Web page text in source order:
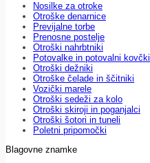
Nosilke za otroke
Otroške denarnice
Previjalne torbe
Prenosne postelje
Otroški nahrbtniki
Potovalke in potovalni kovčki
Otroški dežniki
Otroške čelade in ščitniki
Vozički marele
Otroški sedeži za kolo
Otroški skiroji in poganjalci
Otroški šotori in tuneli
Poletni pripomočki
Blagovne znamke